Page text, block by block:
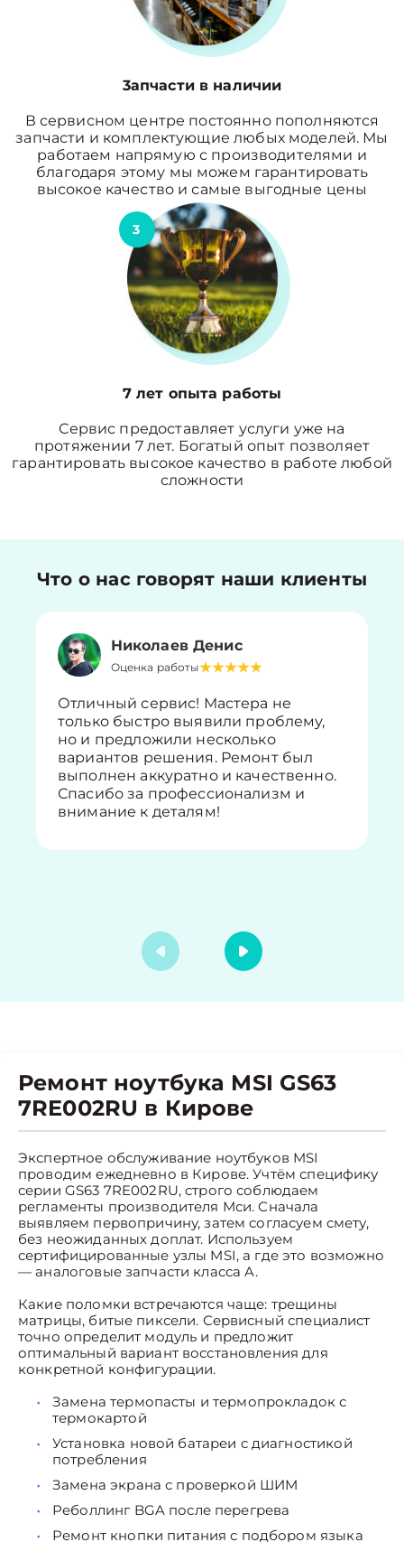
3апчасти в наличии
В сервисном центре постоянно пополняются
запчасти и комплектующие любых моделей. Мы
работаем напрямую с производителями и
благодаря этому мы можем гарантировать
высокое качество и самые выгодные цены
3
7 лет опыта работы
Сервис предоставляет услуги уже на
протяжении 7 лет. Богатый опыт позволяет
гарантировать высокое качество в работе любой
сложности
Что о нас говорят наши клиенты
Николаев Денис
Оценка работы
Отличный сервис! Мастера не
только быстро выявили проблему,
но и предложили несколько
вариантов решения. Ремонт был
выполнен аккуратно и качественно.
Спасибо за профессионализм и
внимание к деталям!
Ремонт ноутбука MSI GS63
7RE002RU в Кирове
Экспертное обслуживание ноутбуков MSI
проводим ежедневно в Кирове. Учтём специфику
серии GS63 7RE002RU, строго соблюдаем
регламенты производителя Мси. Сначала
выявляем первопричину, затем согласуем смету,
без неожиданных доплат. Используем
сертифицированные узлы MSI, а где это возможно
— аналоговые запчасти класса A.
Какие поломки встречаются чаще: трещины
матрицы, битые пиксели. Сервисный специалист
точно определит модуль и предложит
оптимальный вариант восстановления для
конкретной конфигурации.
Замена термопасты и термопрокладок с
термокартой
Установка новой батареи с диагностикой
потребления
Замена экрана с проверкой ШИМ
Реболлинг BGA после перегрева
Ремонт кнопки питания с подбором языка